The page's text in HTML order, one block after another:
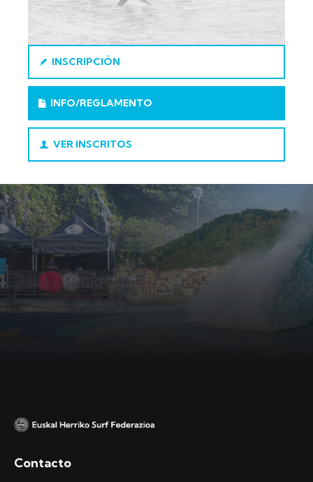
INSCRIPCIÓN
INFO/REGLAMENTO
VER INSCRITOS
Contacto